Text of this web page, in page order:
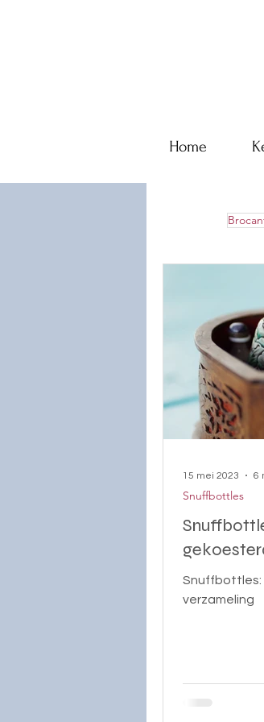
Home
Snuffbottles:
verzameling
Snuffbottles
15 mei 2023 6